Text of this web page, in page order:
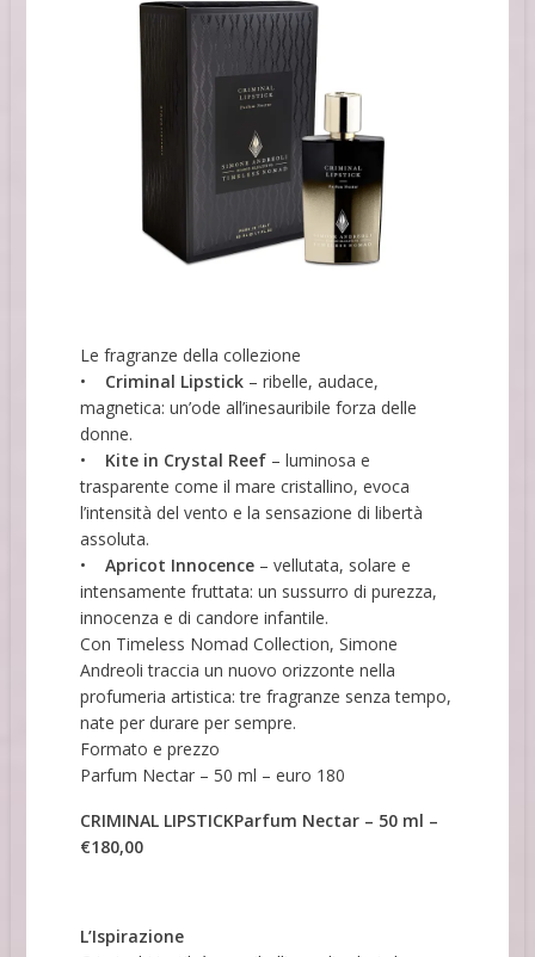
Le fragranze della collezione
• Criminal Lipstick – ribelle, audace,
magnetica: un’ode all’inesauribile forza delle
donne.
• Kite in Crystal Reef – luminosa e
trasparente come il mare cristallino, evoca
l’intensità del vento e la sensazione di libertà
assoluta.
•
Apricot Innocence – vellutata, solare e
intensamente fruttata: un sussurro di purezza,
innocenza e di candore infantile.
Con Timeless Nomad Collection, Simone
Andreoli traccia un nuovo orizzonte nella
profumeria artistica: tre fragranze senza tempo,
nate per durare per sempre.
Formato e prezzo
Parfum Nectar – 50 ml – euro 180
CRIMINAL LIPSTICKParfum Nectar – 50 ml –
€180,00
L’Ispirazione